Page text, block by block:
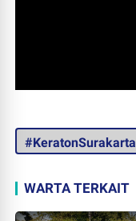
#KeratonSurakarta
WARTA TERKAIT